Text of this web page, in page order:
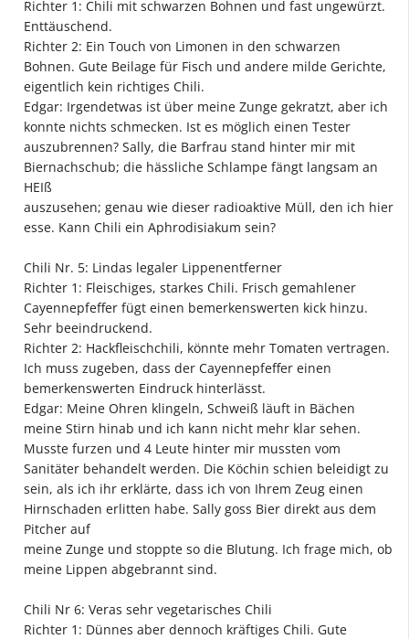
Richter 1: Chili mit schwarzen Bohnen und fast ungewürzt.
Enttäuschend.
Richter 2: Ein Touch von Limonen in den schwarzen
Bohnen. Gute Beilage für Fisch und andere milde Gerichte,
eigentlich kein richtiges Chili.
Edgar: Irgendetwas ist über meine Zunge gekratzt, aber ich
konnte nichts schmecken. Ist es möglich einen Tester
auszubrennen? Sally, die Barfrau stand hinter mir mit
Biernachschub; die hässliche Schlampe fängt langsam an
HEIß
auszusehen; genau wie dieser radioaktive Müll, den ich hier
esse. Kann Chili ein Aphrodisiakum sein?
Chili Nr. 5: Lindas legaler Lippenentferner
Richter 1: Fleischiges, starkes Chili. Frisch gemahlener
Cayennepfeffer fügt einen bemerkenswerten kick hinzu.
Sehr beeindruckend.
Richter 2: Hackfleischchili, könnte mehr Tomaten vertragen.
Ich muss zugeben, dass der Cayennepfeffer einen
bemerkenswerten Eindruck hinterlässt.
Edgar: Meine Ohren klingeln, Schweiß läuft in Bächen
meine Stirn hinab und ich kann nicht mehr klar sehen.
Musste furzen und 4 Leute hinter mir mussten vom
Sanitäter behandelt werden. Die Köchin schien beleidigt zu
sein, als ich ihr erklärte, dass ich von Ihrem Zeug einen
Hirnschaden erlitten habe. Sally goss Bier direkt aus dem
Pitcher auf
meine Zunge und stoppte so die Blutung. Ich frage mich, ob
meine Lippen abgebrannt sind.
Chili Nr 6: Veras sehr vegetarisches Chili
Richter 1: Dünnes aber dennoch kräftiges Chili. Gute